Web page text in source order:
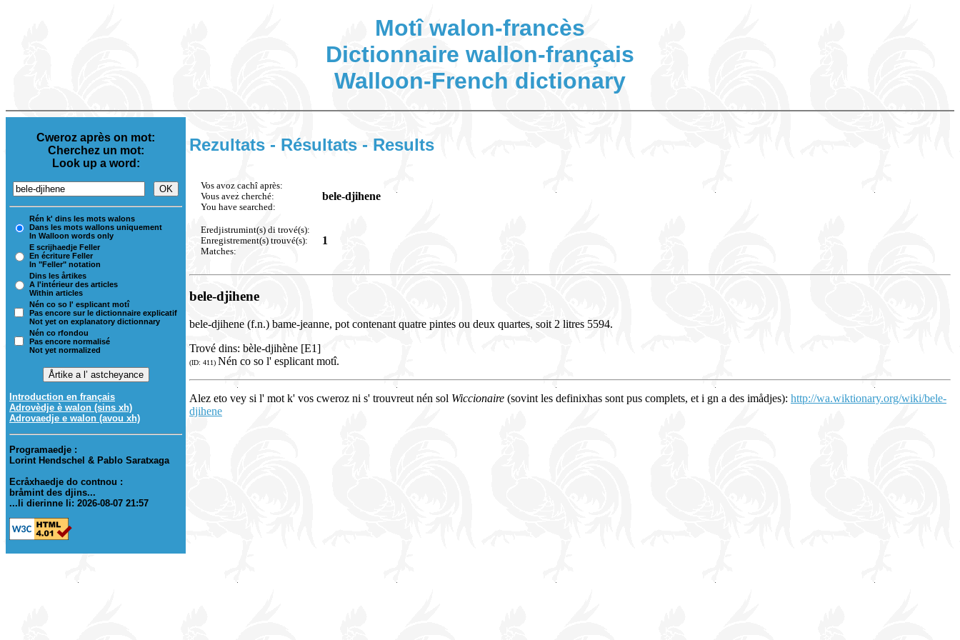
Motî walon-francès
Dictionnaire wallon-français
Walloon-French dictionary
Cweroz après on mot:
Cherchez un mot:
Look up a word:
Rén k' dins les mots walons
Dans les mots wallons uniquement
In Walloon words only
E scrijhaedje Feller
En écriture Feller
In "Feller" notation
Dins les årtikes
A l'intérieur des articles
Within articles
Nén co so l' esplicant motî
Pas encore sur le dictionnaire explicatif
Not yet on explanatory dictionnary
Nén co rfondou
Pas encore normalisé
Not yet normalized
Introduction en français
Adrovèdje è walon (sins xh)
Adrovaedje e walon (avou xh)
Programaedje :
Lorint Hendschel & Pablo Saratxaga
Ecråxhaedje do contnou :
bråmint des djins...
...li dierinne li: 2026-08-07 21:57
Rezultats - Résultats - Results
Vos avoz cachî après:
Vous avez cherché:
You have searched:
bele-djihene
Eredjistrumint(s) di trové(s):
Enregistrement(s) trouvé(s):
Matches:
1
bele-djihene
bele-djihene (f.n.) bame-jeanne, pot contenant quatre pintes ou deux quartes, soit 2 litres 5594.
Trové dins: bèle-djihène [E1]
(ID: 411) Nén co so l' esplicant motî.
Alez eto vey si l' mot k' vos cweroz ni s' trouvreut nén sol Wiccionaire (sovint les definixhas sont pus complets, et i gn a des imådjes): http://wa.wiktionary.org/wiki/bele-
djihene